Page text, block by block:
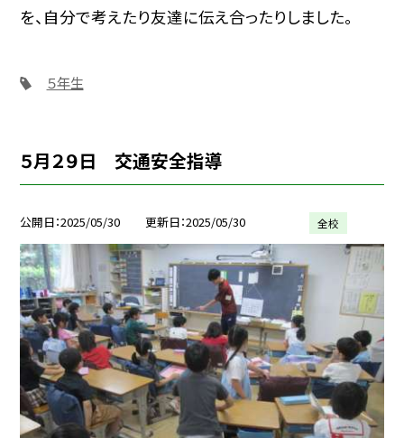
を、自分で考えたり友達に伝え合ったりしました。
５年生
５月２９日 交通安全指導
公開日 2025/05/30 更新日 2025/05/30 全校